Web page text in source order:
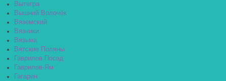
Вытегра
Вышний Волочёк
Вяземский
Вязники
Вязьма
Вятские Поляны
Гаврилов Посад
Гаврилов-Ям
Гагарин